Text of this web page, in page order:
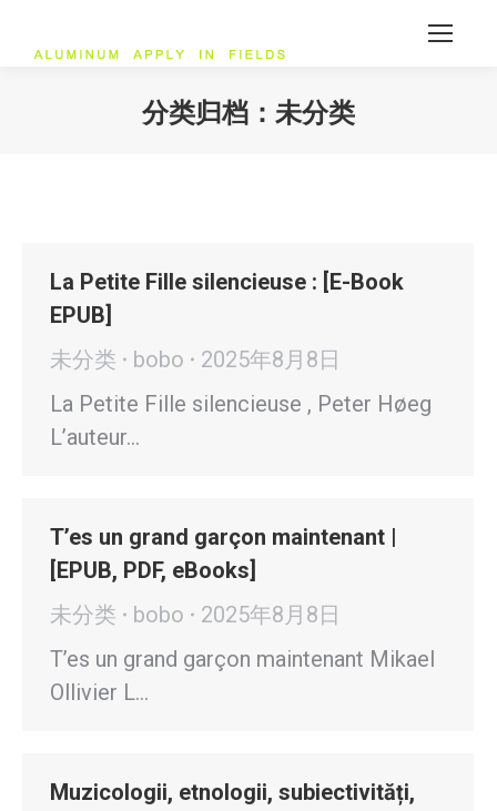
分类归档： 未分类
La Petite Fille silencieuse : [E-Book
EPUB]
未分类
bobo
2025年8月8日
La Petite Fille silencieuse , Peter Høeg
L’auteur…
T’es un grand garçon maintenant |
[EPUB, PDF, eBooks]
未分类
bobo
2025年8月8日
T’es un grand garçon maintenant Mikael
Ollivier L…
Muzicologii, etnologii, subiectivități,